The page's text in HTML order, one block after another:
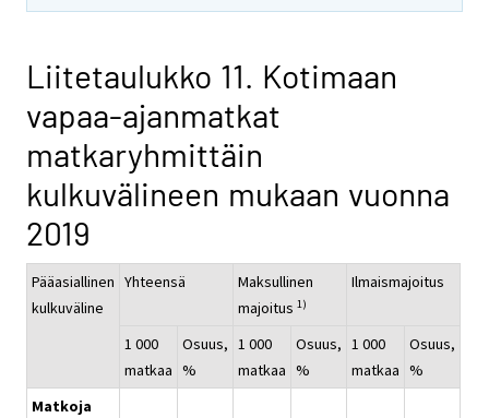
Liitetaulukko 11. Kotimaan
vapaa-ajanmatkat
matkaryhmittäin
kulkuvälineen mukaan vuonna
2019
Pääasiallinen
kulkuväline
Yhteensä
Maksullinen
majoitus 1)
Ilmaismajoitus
1 000
matkaa
Osuus,
%
1 000
matkaa
Osuus,
%
1 000
matkaa
Osuus,
%
Matkoja